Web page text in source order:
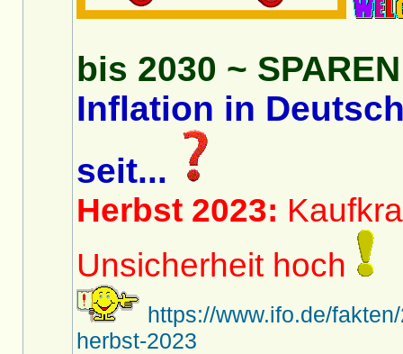
bis 2030 ~
Inflation in
seit...
Herbst 2023:
Unsicherheit hoch
https://www.ifo.de/
herbst-2023